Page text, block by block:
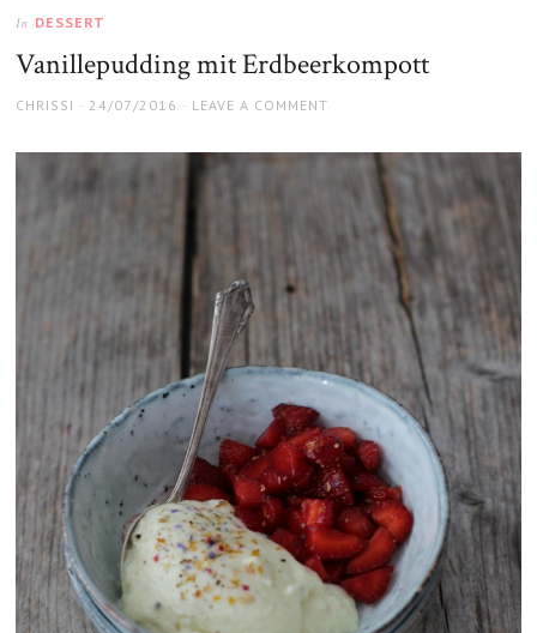
In DESSERT
Vanillepudding mit Erdbeerkompott
AUTHOR
CHRISSI
POSTED
24/07/2016 LEAVE A COMMENT